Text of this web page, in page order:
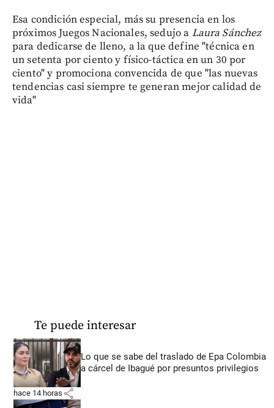
Esa condición especial, más su presencia en los
próximos Juegos Nacionales, sedujo a Laura Sánchez
para dedicarse de lleno, a la que define "técnica en
un setenta por ciento y físico-táctica en un 30 por
ciento" y promociona convencida de que "las nuevas
tendencias casi siempre te generan mejor calidad de
vida"
Te puede interesar
Lo que se sabe del traslado de Epa Colombia
a cárcel de Ibagué por presuntos privilegios
hace 14 horas share